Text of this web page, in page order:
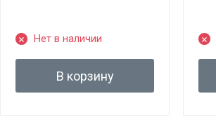
Нет в наличии
В корзину